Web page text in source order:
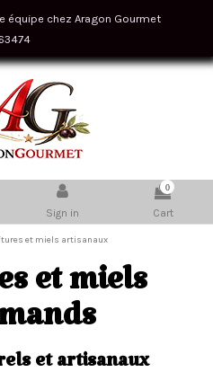
équipe chez Aragon Gourmet
Sign in
0
Cart
et miels artisanaux
et miels
et artisanaux